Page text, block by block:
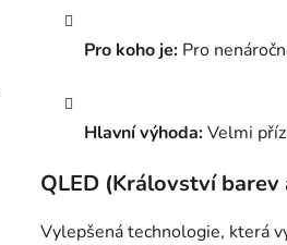
Pro koho je: Pro
Hlavní výhoda:Velmi
QLED (Království barev
Vylepšená technologie, která